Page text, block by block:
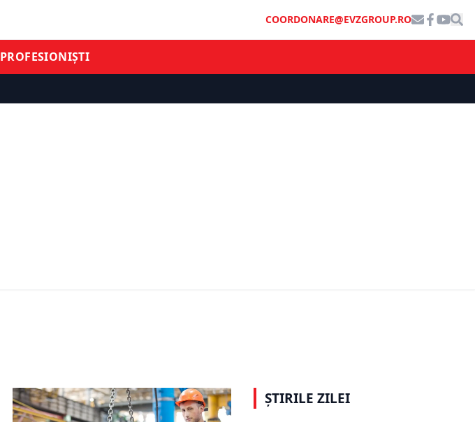
COORDONARE@EVZGROUP.RO
PROFESIONIȘTI
ȘTIRILE ZILEI